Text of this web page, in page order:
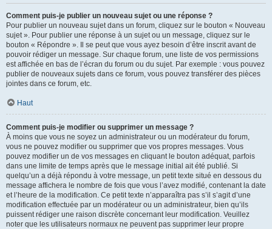
Comment puis-je publier un nouveau sujet ou une réponse ?
Pour publier un nouveau sujet dans un forum, cliquez sur le bouton « Nouveau
sujet ». Pour publier une réponse à un sujet ou un message, cliquez sur le
bouton « Répondre ». Il se peut que vous ayez besoin d’être inscrit avant de
pouvoir rédiger un message. Sur chaque forum, une liste de vos permissions
est affichée en bas de l’écran du forum ou du sujet. Par exemple : vous pouvez
publier de nouveaux sujets dans ce forum, vous pouvez transférer des pièces
jointes dans ce forum, etc.
Haut
Comment puis-je modifier ou supprimer un message ?
À moins que vous ne soyez un administrateur ou un modérateur du forum,
vous ne pouvez modifier ou supprimer que vos propres messages. Vous
pouvez modifier un de vos messages en cliquant le bouton adéquat, parfois
dans une limite de temps après que le message initial ait été publié. Si
quelqu’un a déjà répondu à votre message, un petit texte situé en dessous du
message affichera le nombre de fois que vous l’avez modifié, contenant la date
et l’heure de la modification. Ce petit texte n’apparaîtra pas s’il s’agit d’une
modification effectuée par un modérateur ou un administrateur, bien qu’ils
puissent rédiger une raison discrète concernant leur modification. Veuillez
noter que les utilisateurs normaux ne peuvent pas supprimer leur propre